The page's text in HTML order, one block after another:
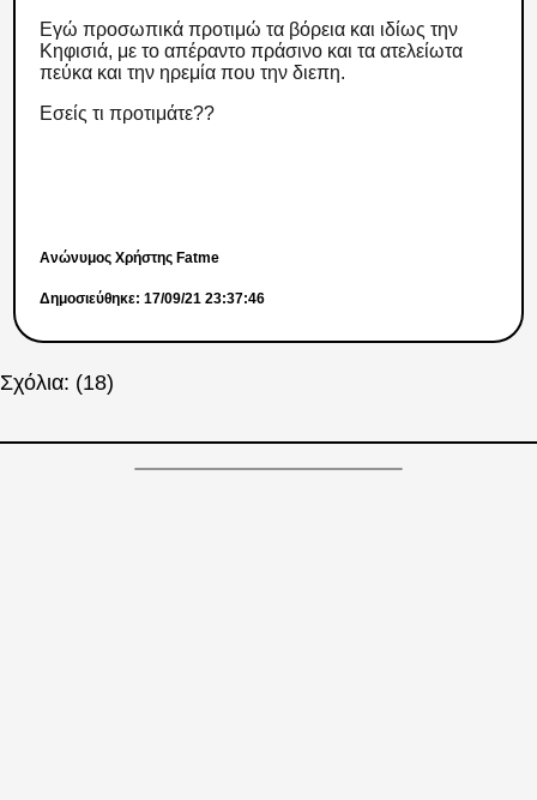
Εγώ προσωπικά προτιμώ τα βόρεια και ιδίως την
Κηφισιά, με το απέραντο πράσινο και τα ατελείωτα
πεύκα και την ηρεμία που την διεπη.
Εσείς τι προτιμάτε??
Ανώνυμος Χρήστης Fatme
Δημοσιεύθηκε: 17/09/21 23:37:46
Σχόλια: (18)